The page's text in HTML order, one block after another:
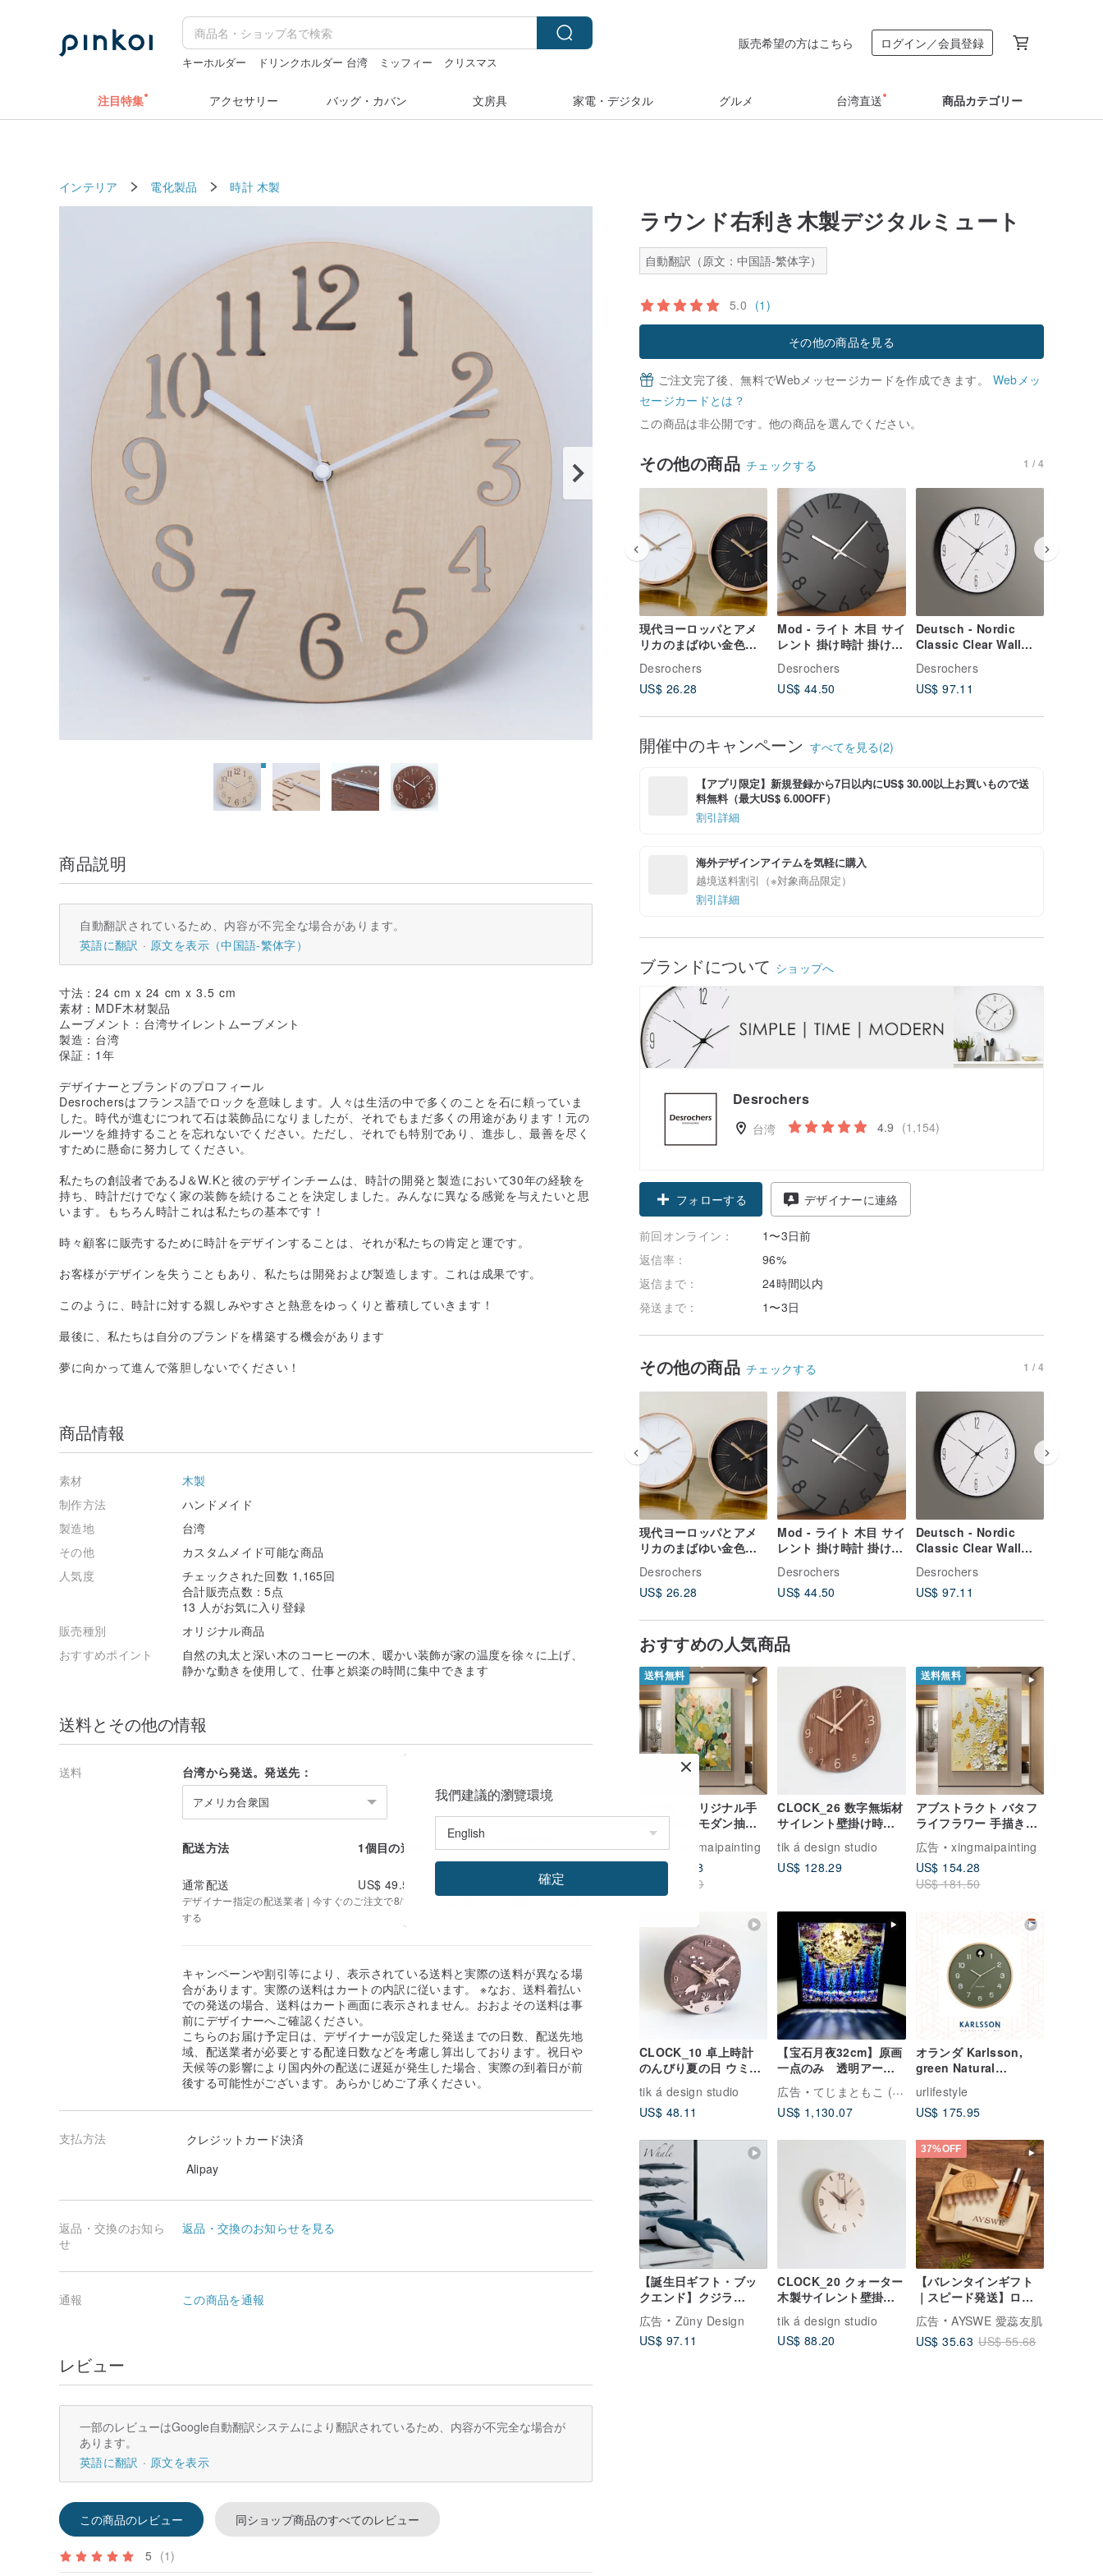
キーホルダー ドリンクホルダー 台湾 ミッフィー
クリスマス
販売希望の方はこちら ログイン／会員登録
注目特集 アクセサリー バッグ・カバン 文房具 家電・デジタル グルメ 台湾直送 商品カテゴリー
インテリア 電化製品 時計 木製
ラウンド右利き木製デジタルミュート
自動翻訳（原文：中国語-繁体字）
5.0 (1)
その他の商品を見る
ご注文完了後、無料でWebメッセージカードを作成できます。 Webメッ
セージカードとは？
この商品は非公開です。他の商品を選んでください。
その他の商品 チェックする 1 / 4
現代ヨーロッパとアメ
リカのまばゆい金色の
ルユース 卓上時計
Desrochers
US$ 26.28
Mod - ライト 木目 サイ
レント 掛け時計 掛け時
木製 白黒 丸太
Desrochers
US$ 44.50
Deutsch - Nordic
Classic Clear Wall
Silent/Made in
Taiwan
Desrochers
US$ 97.11
開催中のキャンペーン すべてを見る(2)
【アプリ限定】新規登録から7日以内にUS$ 30.00以上お買いもので送
料無料（最大US$ 6.00OFF）
割引詳細
海外デザインアイテムを気軽に購入
越境送料割引（※対象商品限定）
割引詳細
ブランドについて ショップへ
Desrochers
台湾 4.9 (1,154)
フォローする デザイナーに連絡
前回オンライン：
1〜3日前
返信率：
96%
返信まで：
24時間以内
発送まで：
1〜3日
その他の商品 チェックする 1 / 4
現代ヨーロッパとアメ
リカのまばゆい金色の
時計 サイレント デュア
ルユース 卓上時計
Desrochers
US$ 26.28
Mod - ライト 木目 サイ
レント 掛け時計 掛け時
計 デジタル サイレント
木製 白黒 丸太
Desrochers
US$ 44.50
Deutsch - Nordic
Classic Clear Wall
Clock Digital (Large)
Silent/Made in
Taiwan
Desrochers
US$ 97.11
おすすめの人気商品
送料無料
花言葉：オリジナル手
描き油絵、モダン抽象
花卉装飾画 – リビン
グ、ダイニング、廊
下、玄関、寝室に
広告
xingmaipainting
US$ 154.28
US$ 181.50
CLOCK_26 数字無垢材
サイレント壁掛け時計
台湾限定 手作りブラッ
ククルミ
tik á design studio
US$ 128.29
送料無料
アブストラクト バタフ
ライフラワー 手描き油
絵/抽象画/オリジナルア
ート/デコレーション画/
ウォールアート/リビン
グルーム/廊下/玄関の壁
広告
xingmaipainting
US$ 154.28
US$ 181.50
CLOCK_10 卓上時計
のんびり夏の日 ウミガ
メ ヒトデ 海藻 マグネ
ット式 壁掛け可
tik á design studio
US$ 48.11
【宝石月夜32cm】原画
一点のみ 透明アー
ト 影絵 インテリ
ア 満月 絵画 夜
空 星空
広告
てじまともこ (北海道にじいろ絵描き)
US$ 1,130.07
オランダ Karlsson,
green Natural
Cuckoo 木製カッコウ
掛け時計 (正時)
urlifestyle
US$ 175.95
【誕生日ギフト・ブッ
クエンド】クジラ
Quiet Luxury インテリ
ア・新築祝い・北欧モ
ダン・オフィス美學
広告
Züny Design
US$ 97.11
CLOCK_20 クォーター
木製サイレント壁掛け
ードメープル
tik á design studio
US$ 88.20
37%OFF
【バレンタインギフト
｜スピード発送】ロー
ズクォーツ製カッサ＆
ブナ材マッサージコー
ム ＆ リラックスロール
広告
AYSWE 愛蕊友肌
US$ 35.63 US$ 55.68
商品説明
自動翻訳されているため、内容が不完全な場合があります。
英語に翻訳
原文を表示（中国語-繁体字）
寸法：24 cm x 24 cm x 3.5 cm
素材：MDF木材製品
ムーブメント：台湾サイレントムーブメント
製造：台湾
保証：1年
デザイナーとブランドのプロフィール
Desrochersはフランス語でロックを意味します。人々は生活の中で多くのことを石に頼っていま
した。時代が進むにつれて石は装飾品になりましたが、それでもまだ多くの用途があります！元の
ルーツを維持することを忘れないでください。ただし、それでも特別であり、進歩し、最善を尽く
すために懸命に努力してください。
私たちの創設者であるJ＆W.Kと彼のデザインチームは、時計の開発と製造において30年の経験を
持ち、時計だけでなく家の装飾を続けることを決定しました。みんなに異なる感覚を与えたいと思
います。もちろん時計これは私たちの基本です！
時々顧客に販売するために時計をデザインすることは、それが私たちの肯定と運です。
お客様がデザインを失うこともあり、私たちは開発および製造します。これは成果です。
このように、時計に対する親しみやすさと熱意をゆっくりと蓄積していきます！
最後に、私たちは自分のブランドを構築する機会があります
夢に向かって進んで落胆しないでください！
商品情報
素材
木製
制作方法
ハンドメイド
製造地
台湾
その他
カスタムメイド可能な商品
人気度
チェックされた回数 1,165回
合計販売点数：5点
13 人がお気に入り登録
販売種別
オリジナル商品
おすすめポイント
自然の丸太と深い木のコーヒーの木、暖かい装飾が家の温度を徐々に上げ、
静かな動きを使用して、仕事と娯楽の時間に集中できます
送料とその他の情報
送料 台湾から発送。発送先：
アメリカ合衆国
配送方法 1個目の送料
2個目以降の追加
送料
通常配送
US$ 49.50
デザイナー指定の配送業者 | 今すぐのご注文で8/12~8/17にお届け予定 | 追跡番号を提供
する
キャンペーンや割引等により、表示されている送料と実際の送料が異なる場
合があります。実際の送料はカートの内訳に従います。 ※なお、送料着払い
での発送の場合、送料はカート画面に表示されません。おおよその送料は事
前にデザイナーへご確認ください。
こちらのお届け予定日は、デザイナーが設定した発送までの日数、配送先地
域、配送業者が必要とする配達日数などを考慮し算出しております。祝日や
天候等の影響により国内外の配送に遅延が発生した場合、実際の到着日が前
後する可能性がございます。あらかじめご了承ください。
支払方法
クレジットカード決済
Alipay
返品・交換のお知ら
せ
返品・交換のお知らせを見る
通報 この商品を通報
レビュー
一部のレビューはGoogle自動翻訳システムにより翻訳されているため、内容が不完全な場合が
あります。
英語に翻訳
原文を表示
この商品のレビュー 同ショップ商品のすべてのレビュー
5 (1)
我們建議的瀏覽環境
確定